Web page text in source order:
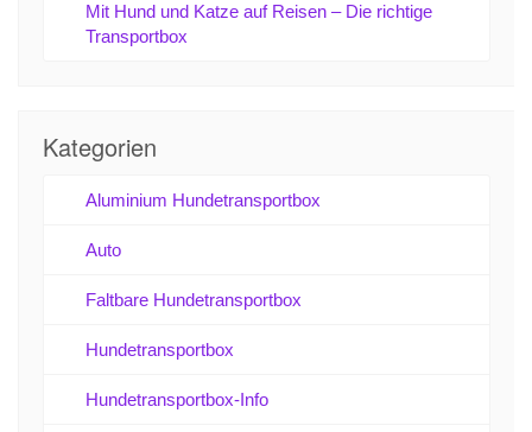
Mit Hund und Katze auf Reisen – Die richtige
Transportbox
Kategorien
Aluminium Hundetransportbox
Auto
Faltbare Hundetransportbox
Hundetransportbox
Hundetransportbox-Info